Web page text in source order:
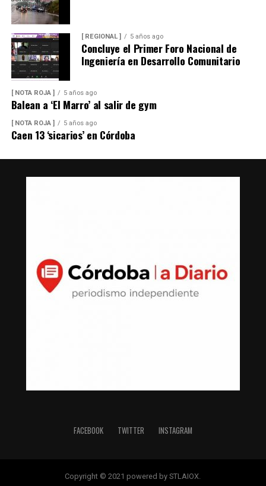
[ REGIONAL ] 5 años ago
Concluye el Primer Foro Nacional de
Ingeniería en Desarrollo Comunitario
[ NOTA ROJA ] 5 años ago
Balean a ‘El Marro’ al salir de gym
[ NOTA ROJA ] 5 años ago
Caen 13 ‘sicarios’ en Córdoba
FACEBOOK TWITTER INSTAGRAM
Copyright © 2021 powered by STLAIOX.